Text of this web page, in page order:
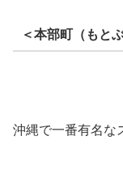
＜本部町（もと
沖縄で一番有名な